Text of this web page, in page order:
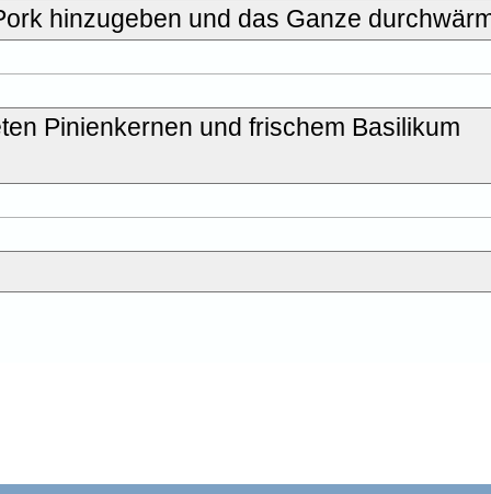
hinzugeben und das Ganze
Pinienkernen und frischem Basilikum